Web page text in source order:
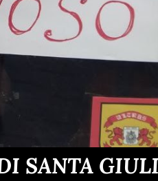
SANTA